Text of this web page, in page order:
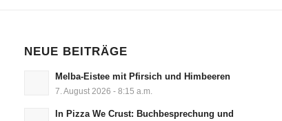
NEUE BEITRÄGE
Melba-Eistee mit Pfirsich und Himbeeren
7. August 2026 - 8:15 a.m.
In Pizza We Crust: Buchbesprechung und